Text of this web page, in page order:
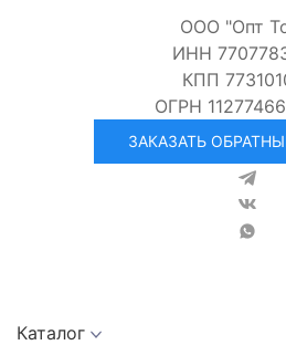
ООО "Опт
ИНН
КПП
ОГРН
ЗАКАЗАТЬ
Каталог